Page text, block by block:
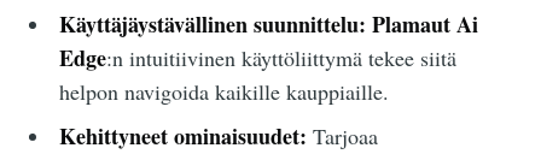
Käyttäjäystävällinen suunnittelu: Plamaut Ai
Edge:n intuitiivinen käyttöliittymä tekee siitä
helpon navigoida kaikille kauppiaille.
Kehittyneet ominaisuudet: Tarjoaa